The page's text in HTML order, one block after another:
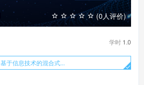
(0人评价)
学时 1.0
基于信息技术的混合式...